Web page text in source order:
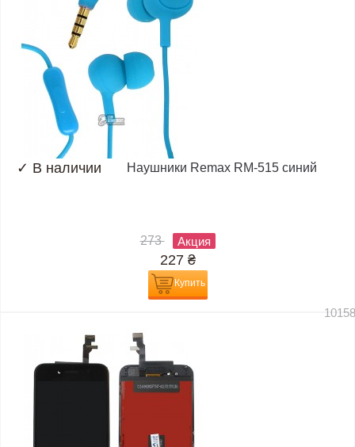
✓ В наличии Наушники Remax RM-515 синий
273 Акция
227 ₴
Купить